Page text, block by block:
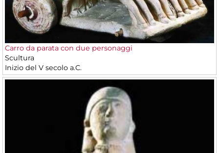
Carro da parata con due personaggi
Scultura
Inizio del V secolo a.C.